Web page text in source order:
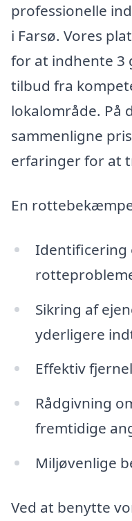
professionelle
i Farsø. Vores
for at indhente 3
tilbud fra
lokalområde. På
sammenligne
erfaringer for at
En
Sikring af
yderligere
Effektiv
Rådgivning
fremtidige
Miljøvenlige
Ved at benytte